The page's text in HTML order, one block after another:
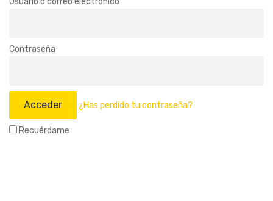
Contraseña
¿Has perdido tu contraseña?
Recuérdame